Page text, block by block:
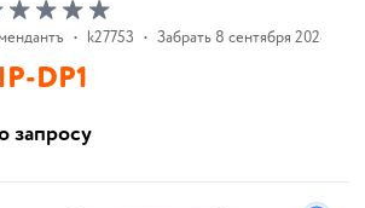
• k27753 • Забрать 8 сентября 2026 г.
DP1
запросу